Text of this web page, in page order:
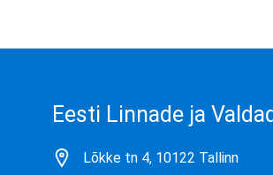
Eesti Linnade ja
Lõkke tn 4, 10122 Tallinn